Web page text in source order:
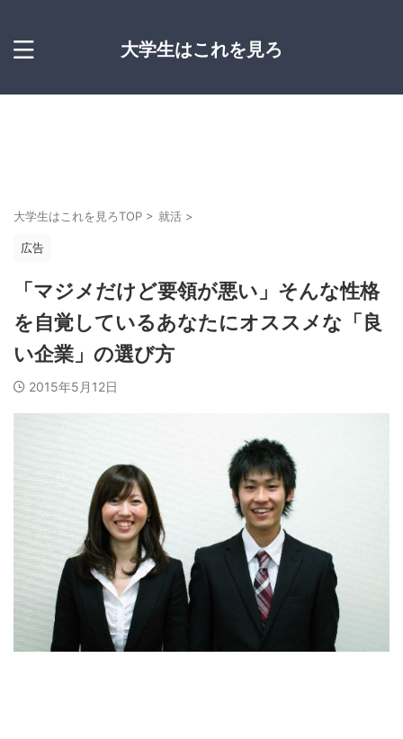
大学生はこれを見ろ
大学生はこれを見ろTOP > 就活 >
広告
「マジメだけど要領が悪い」そんな性格
を自覚しているあなたにオススメな「良
い企業」の選び方
2015年5月12日